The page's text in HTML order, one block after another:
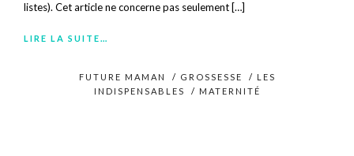
listes). Cet article ne concerne pas seulement […]
LIRE LA SUITE…
FUTURE MAMAN / GROSSESSE / LES
INDISPENSABLES
/ MATERNITÉ